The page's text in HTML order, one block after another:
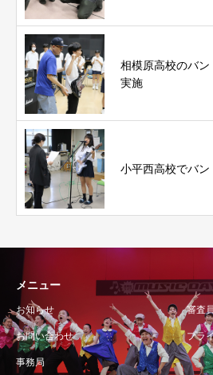
相模原高校のバ
実施
小平西高校でバ
メニュー
お知らせ 審査
お問い合わせ プラ
事務局